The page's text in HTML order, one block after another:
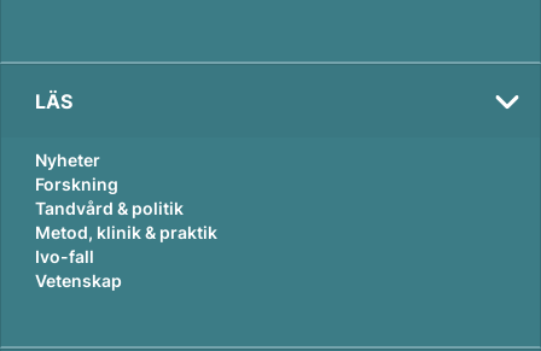
LÄS
Nyheter
Forskning
Tandvård & politik
Metod, klinik & praktik
Ivo-fall
Vetenskap